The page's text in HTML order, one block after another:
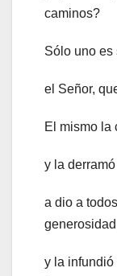
caminos?
Sólo uno es
el Señor,
El mismo la
y la
a dio a
y la